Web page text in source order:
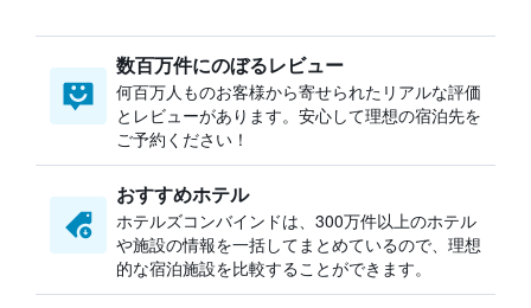
数百万件にのぼるレビュー
何百万人ものお客様から寄せられたリアルな評価
とレビューがあります。安心して理想の宿泊先を
ご予約ください！
おすすめホテル
ホテルズコンバインドは、300万件以上のホテル
や施設の情報を一括してまとめているので、理想
的な宿泊施設を比較することができます。